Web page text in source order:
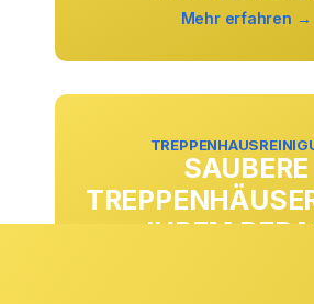
Mehr erfahren →
SAUBERE
IHREM